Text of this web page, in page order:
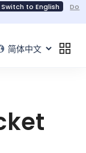
Switch to English
Do